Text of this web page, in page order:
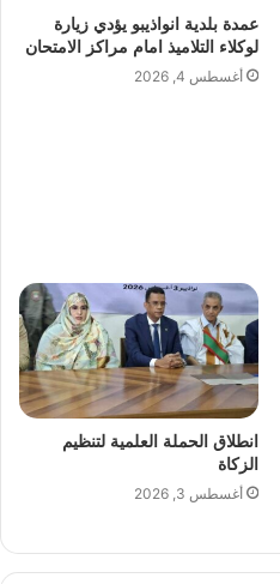
عمدة بلدية انواذيبو يؤدي زيارة
لوكلاء التلاميذ امام مراكز الامتحان
أغسطس 4, 2026
انطلاق الحملة العلمية لتنظيم
الزكاة
أغسطس 3, 2026